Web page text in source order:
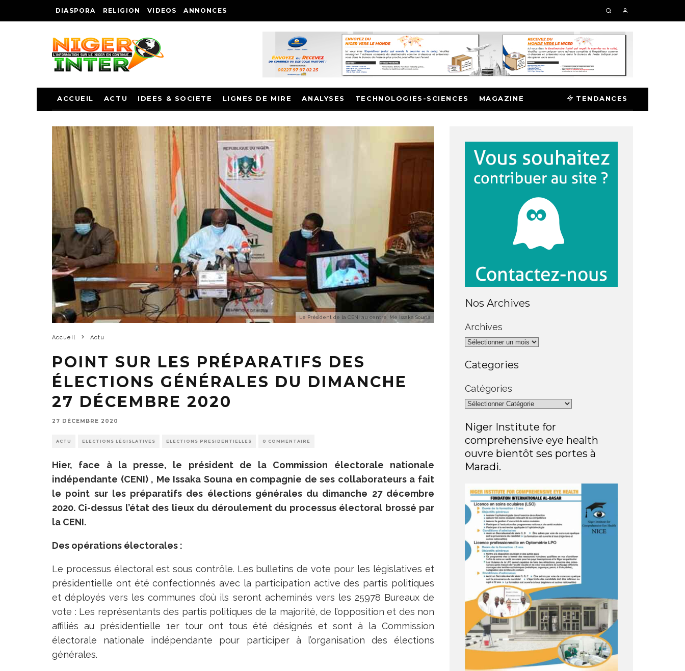
DIASPORA RELIGION VIDEOS ANNONCES
ACCUEIL ACTU IDEES & SOCIETE LIGNES DE MIRE ANALYSES TECHNOLOGIES-SCIENCES MAGAZINE TENDANCES
Le Président de la CENI au centre, Me Issaka Souna
Accueil Actu
POINT SUR LES PRÉPARATIFS DES
ÉLECTIONS GÉNÉRALES DU DIMANCHE
27 DÉCEMBRE 2020
27 DÉCEMBRE 2020
ACTU ELECTIONS LÉGISLATIVES ELECTIONS PRESIDENTIELLES 0 COMMENTAIRE
Hier, face à la presse, le président de la Commission électorale nationale
indépendante (CENI) , Me Issaka Souna en compagnie de ses collaborateurs a fait
le point sur les préparatifs des élections générales du dimanche 27 décembre
2020. Ci-dessus l’état des lieux du déroulement du processus électoral brossé par
la CENI.
Des opérations électorales :
Le processus électoral est sous contrôle. Les bulletins de vote pour les législatives et
présidentielle ont été confectionnés avec la participation active des partis politiques
et déployés vers les communes d’où ils seront acheminés vers les 25978 Bureaux de
vote : Les représentants des partis politiques de la majorité, de l’opposition et des non
affiliés au présidentielle 1er tour ont tous été désignés et sont à la Commission
électorale nationale indépendante pour participer à l’organisation des élections
générales.
Nos Archives
Archives
Categories
Catégories
Niger Institute for
comprehensive eye health
ouvre bientôt ses portes à
Maradi.